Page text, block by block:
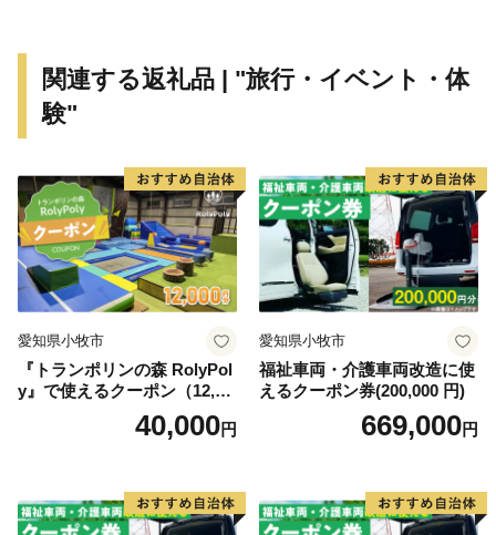
など）」、「食（すったて、呉汁など）」、「歴史文化
財（遠山記念館、廣徳寺大御堂など）」などに代表され
のです。
川島町は、ふるさと納税の対象団体として総務大臣か
ら指定を受けているため、本町に寄附した場合は、税制
上の特例控除を受けることができます。
関連する返礼品 | "旅行・イベント・体
験"
愛知県小牧市
『トランポリンの森 RolyPol
y』で使えるクーポン（12,00
40,000円
愛知県小牧市
福祉車両・介護車両改造に使
えるクーポン券(200,000 円)
669,000円